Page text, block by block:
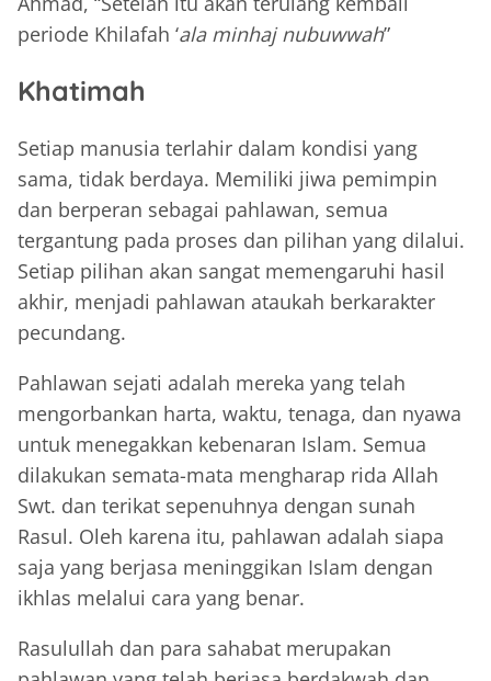
periode Khilafah ‘ala minhaj nubuwwah”
Khatimah
Setiap manusia terlahir dalam kondisi yang
sama, tidak berdaya. Memiliki jiwa pemimpin
dan berperan sebagai pahlawan, semua
tergantung pada proses dan pilihan yang dilalui.
Setiap pilihan akan sangat memengaruhi hasil
akhir, menjadi pahlawan ataukah berkarakter
pecundang.
Pahlawan sejati adalah mereka yang telah
mengorbankan harta, waktu, tenaga, dan nyawa
untuk menegakkan kebenaran Islam. Semua
dilakukan semata-mata mengharap rida Allah
Swt. dan terikat sepenuhnya dengan sunah
Rasul. Oleh karena itu, pahlawan adalah siapa
saja yang berjasa meninggikan Islam dengan
ikhlas melalui cara yang benar.
Rasulullah dan para sahabat merupakan